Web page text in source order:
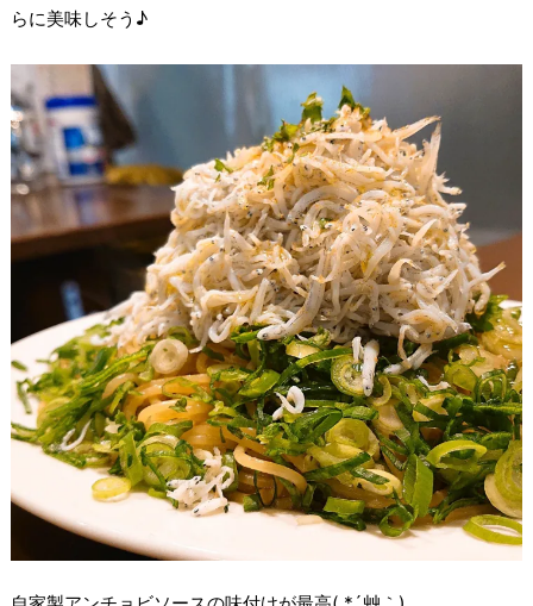
らに美味しそう♪